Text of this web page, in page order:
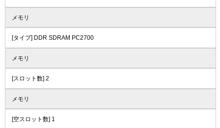
メモリ
[タイプ] DDR SDRAM PC2700
メモリ
[スロット数] 2
メモリ
[空スロット数] 1